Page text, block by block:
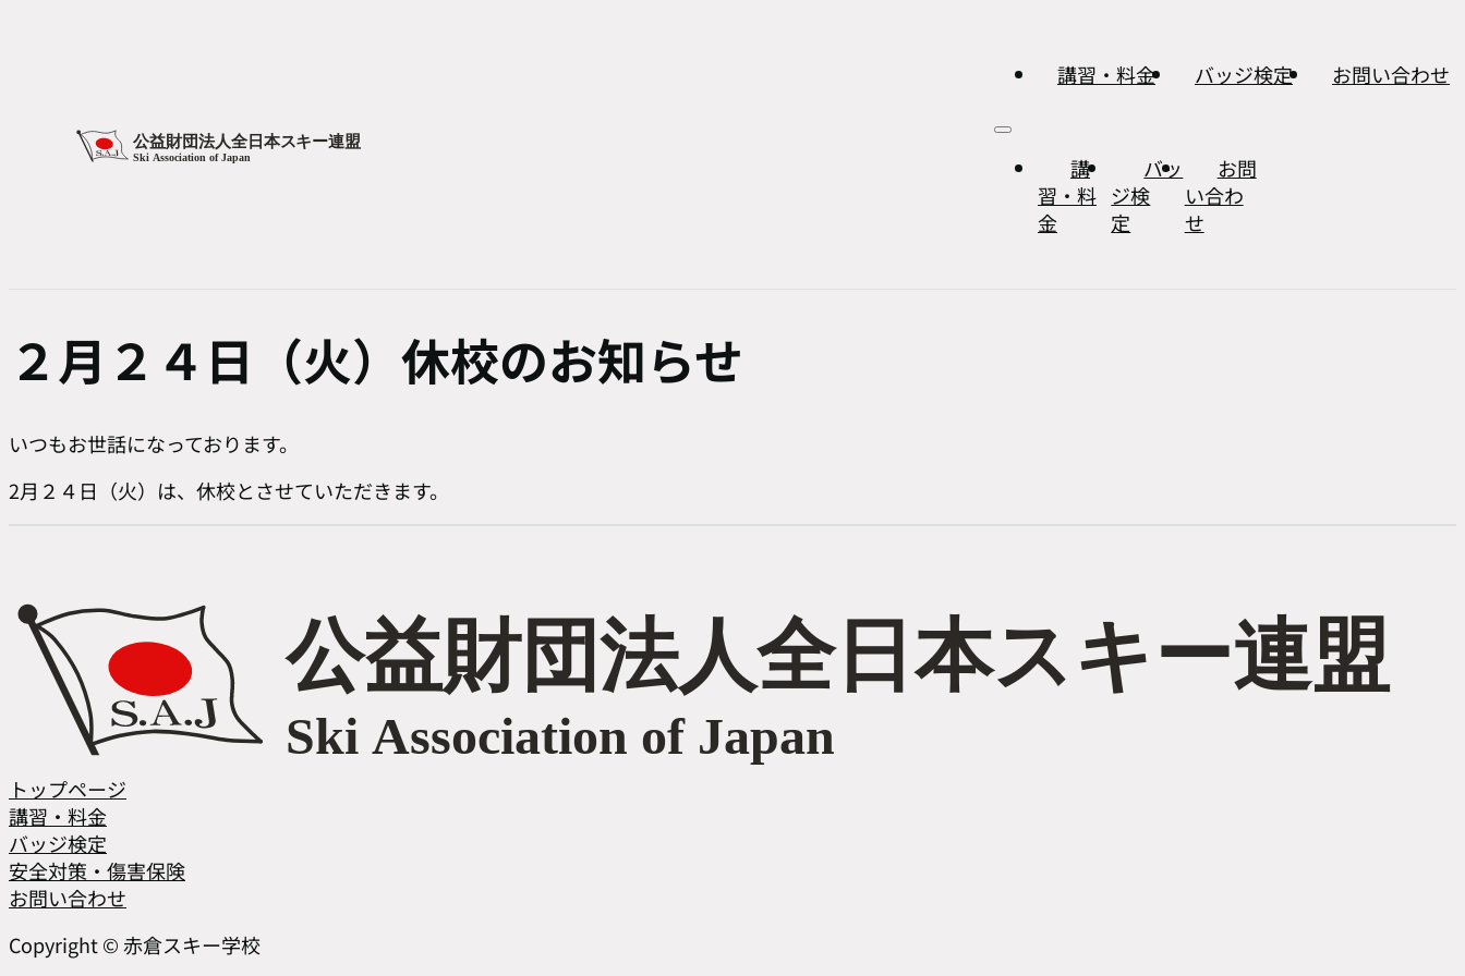
講習・料金 バッジ検定 お問い合わせ
講
習・料
金
バッ
ジ検
定
お問
い合わ
せ
２月２４日（火）休校のお知らせ
いつもお世話になっております。
2月２４日（火）は、休校とさせていただきます。
トップページ
講習・料金
バッジ検定
安全対策・傷害保険
お問い合わせ
Copyright © 赤倉スキー学校